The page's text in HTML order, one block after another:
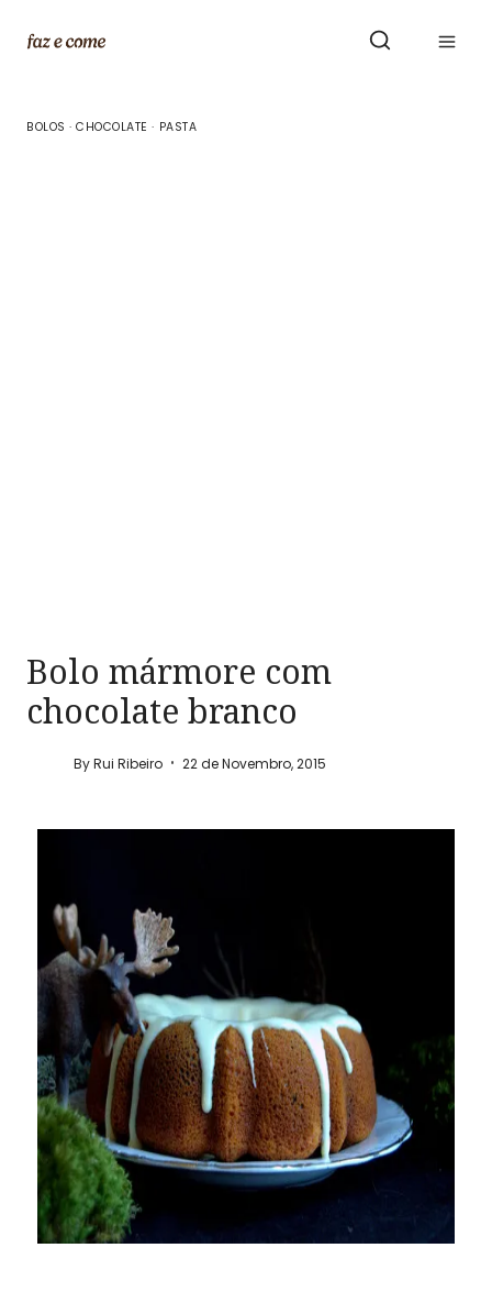
BOLOS ·CHOCOLATE · PASTA
Bolo mármore com
chocolate branco
ByRui Ribeiro 22 de Novembro, 2015